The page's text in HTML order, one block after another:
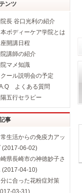
ンツ
長 谷口光利の紹介
本ボディーケア学院とは
開講日程
講師の紹介
マメ知識
ール説明会の予定
よくある質問
五行セラピー
事
常生活からの免疫力アッ
(2017-06-02)
県長崎市の神徳妙子さ
(2017-04-10)
に合った花粉症対策
03-31)